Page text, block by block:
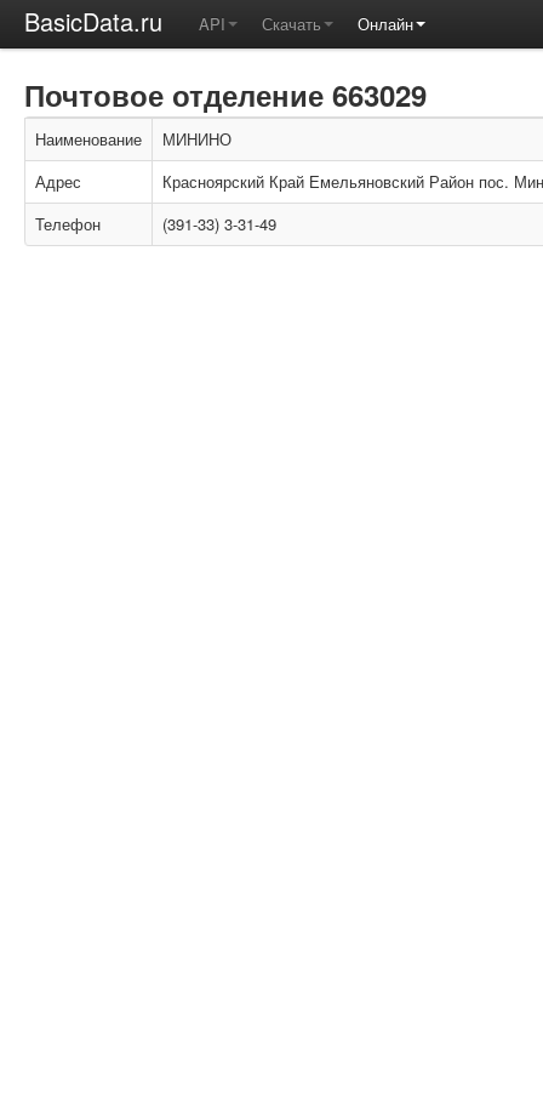
BasicData.ru API Скачать Онлайн
Почтовое отделение 663029
Наименование
МИНИНО
Адрес
Красноярский Край Емельяновский Район пос.
Телефон
(391-33) 3-31-49